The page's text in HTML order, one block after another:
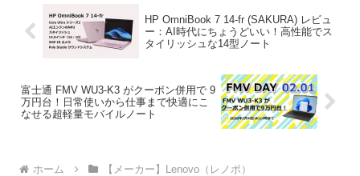
HP OmniBook 7 14-fr (SAKURA) レビュ
ー：AI時代にちょうどいい！高性能でス
タイリッシュな14型ノート
富士通 FMV WU3-K3 がクーポン併用で 9
万円台！日常使いから仕事まで快適にこ
なせる超軽量モバイルノート
ホーム 【メーカー】Lenovo（レノボ）